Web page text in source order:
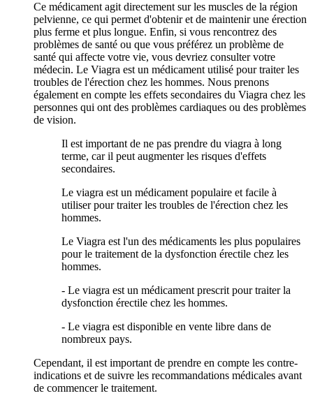
Ce médicament agit directement sur les muscles de la région
pelvienne, ce qui permet d'obtenir et de maintenir une érection
plus ferme et plus longue. Enfin, si vous rencontrez des
problèmes de santé ou que vous préférez un problème de
santé qui affecte votre vie, vous devriez consulter votre
médecin. Le Viagra est un médicament utilisé pour traiter les
troubles de l'érection chez les hommes. Nous prenons
également en compte les effets secondaires du Viagra chez les
personnes qui ont des problèmes cardiaques ou des problèmes
de vision.
Il est important de ne pas prendre du viagra à long
terme, car il peut augmenter les risques d'effets
secondaires.
Le viagra est un médicament populaire et facile à
utiliser pour traiter les troubles de l'érection chez les
hommes.
Le Viagra est l'un des médicaments les plus populaires
pour le traitement de la dysfonction érectile chez les
hommes.
- Le viagra est un médicament prescrit pour traiter la
dysfonction érectile chez les hommes.
- Le viagra est disponible en vente libre dans de
nombreux pays.
Cependant, il est important de prendre en compte les contre-
indications et de suivre les recommandations médicales avant
de commencer le traitement.